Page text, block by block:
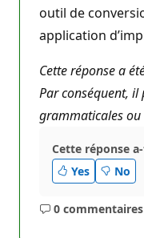
outil de
application
Cette réponse a
Par conséquent, il
grammaticales ou
Cette réponse
Yes
No
0 commentaires
Aucun